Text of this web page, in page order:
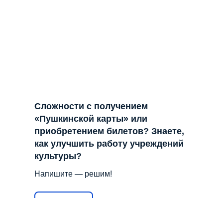
Сложности с получением
«Пушкинской карты» или
приобретением билетов? Знаете,
как улучшить работу учреждений
культуры?
Напишите — решим!